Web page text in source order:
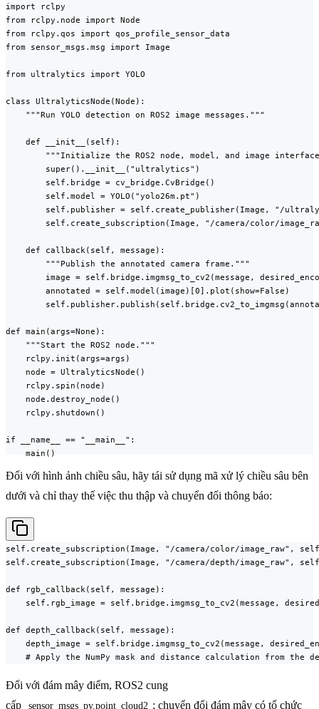
import rclpy
from rclpy.node import Node
from rclpy.qos import qos_profile_sensor_data
from sensor_msgs.msg import Image
from ultralytics import YOLO
class UltralyticsNode(Node):
    """Run YOLO detection on ROS2 image messages."""
    def __init__(self):
"""Initialize the ROS2 node, model, and image
        super().__init__("ultralytics")
        self.bridge = cv_bridge.CvBridge()
        self.model = YOLO("yolo26m.pt")
self.publisher = self.create_publisher(Image, "/
self.create_subscription(Image, "/camera/color/
    def callback(self, message):
        """Publish the annotated camera frame."""
image = self.bridge.imgmsg_to_cv2(message,
        annotated = self.model(image)[0].plot(show=False)
def main(args=None):
    """Start the ROS2 node."""
    rclpy.init(args=args)
    node = UltralyticsNode()
    rclpy.spin(node)
    node.destroy_node()
    rclpy.shutdown()
if __name__ == "__main__":
    main()
Đối với hình ảnh chiều sâu, hãy tái sử dụng mã xử lý chiều sâu bên
dưới và chỉ thay thế việc thu thập và chuyển đổi thông báo:
self.create_subscription(Image, "/camera/color/image_raw",
self.create_subscription(Image, "/camera/depth/image_raw",
def rgb_callback(self, message):
self.rgb_image = self.bridge.imgmsg_to_cv2(message,
def depth_callback(self, message):
depth_image = self.bridge.imgmsg_to_cv2(message,
# Apply the NumPy mask and distance calculation from the
Đối với đám mây điểm, ROS2 cung
cấp
sensor_msgs_py.point_cloud2 ; chuyển đổi đám mây có tổ chức